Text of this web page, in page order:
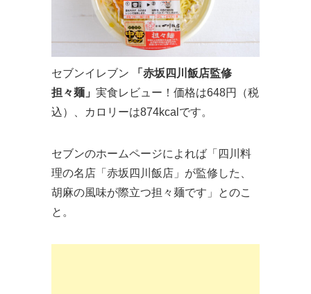
セブンイレブン 「赤坂四川飯店監修
担々麺」 実食レビュー！価格は648円（税
込）、カロリーは874kcalです。
セブンのホームページによれば「四川料
理の名店「赤坂四川飯店」が監修した、
胡麻の風味が際立つ担々麺です」とのこ
と。